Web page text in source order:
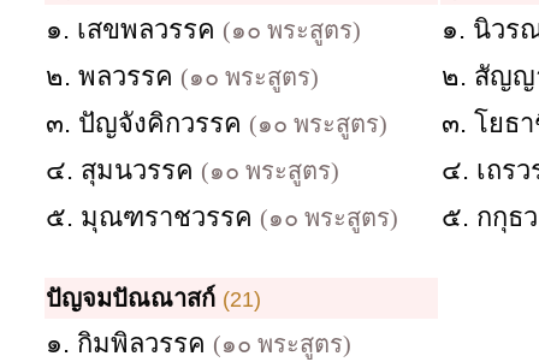
๑. เสขพลวรรค (๑๐ พระสูตร)
๑. นิวร
๒. พลวรรค (๑๐ พระสูตร)
๒. สัญญ
๓. ปัญจังคิกวรรค (๑๐ พระสูตร)
๓. โยธ
๔. สุมนวรรค (๑๐ พระสูตร)
๔. เถร
๕. มุณฑราชวรรค (๑๐ พระสูตร) ๕. กกุธ
ปัญจมปัณณาสก์ (21)
๑. กิมพิลวรรค (๑๐ พระสูตร)